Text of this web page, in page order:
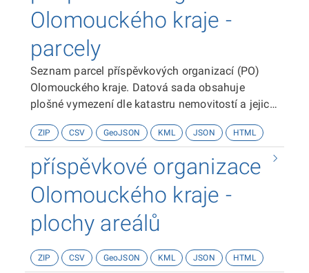
Olomouckého kraje -
parcely
Seznam parcel příspěvkových organizací (PO)
Olomouckého kraje. Datová sada obsahuje
plošné vymezení dle katastru nemovitostí a jejich
aj.ZIP CSV GeoJSON KML JSON HTML
příspěvkové organizace
Olomouckého kraje -
plochy areálů
ZIP CSV GeoJSON KML JSON HTML